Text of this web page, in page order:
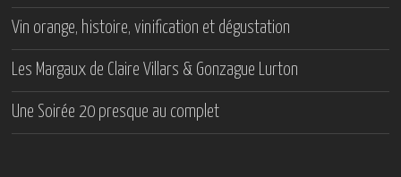
Vin orange, histoire, vinification et dégustation
Les Margaux de Claire Villars & Gonzague Lurton
Une Soirée 20 presque au complet